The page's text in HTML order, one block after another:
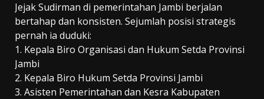
Jejak Sudirman di pemerintahan Jambi berjalan
bertahap dan konsisten. Sejumlah posisi strategis
pernah ia duduki:
1. Kepala Biro Organisasi dan Hukum Setda Provinsi
Jambi
2. Kepala Biro Hukum Setda Provinsi Jambi
3. Asisten Pemerintahan dan Kesra Kabupaten